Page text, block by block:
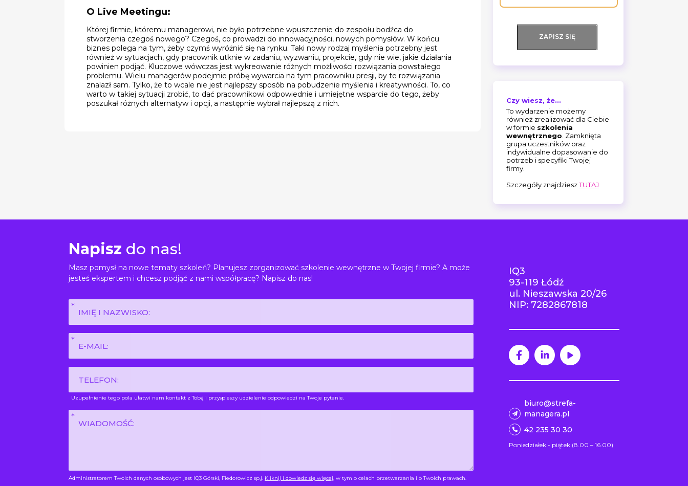
ZAPISZ SIĘ
Czy wiesz, że...
To wydarzenie możemy
również zrealizować dla Ciebie
w formie szkolenia
wewnętrznego . Zamknięta
grupa uczestników oraz
indywidualne dopasowanie do
potrzeb i specyfiki Twojej
firmy.
Szczegóły znajdzieszTUTAJ
O Live Meetingu:
Której firmie, któremu managerowi, nie było potrzebne wpuszczenie do zespołu bodźca do
stworzenia czegoś nowego? Czegoś, co prowadzi do innowacyjności, nowych pomysłów. W końcu
biznes polega na tym, żeby czymś wyróżnić się na rynku. Taki nowy rodzaj myślenia potrzebny jest
również w sytuacjach, gdy pracownik utknie w zadaniu, wyzwaniu, projekcie, gdy nie wie, jakie działania
powinien podjąć. Kluczowe wówczas jest wykreowanie różnych możliwości rozwiązania powstałego
problemu. Wielu managerów podejmie próbę wywarcia na tym pracowniku presji, by te rozwiązania
znalazł sam. Tylko, że to wcale nie jest najlepszy sposób na pobudzenie myślenia i kreatywności. To, co
warto w takiej sytuacji zrobić, to dać pracownikowi odpowiednie i umiejętne wsparcie do tego, żeby
poszukał różnych alternatyw i opcji, a następnie wybrał najlepszą z nich.
Napisz do nas!
Masz pomysł na nowe tematy szkoleń? Planujesz zorganizować szkolenie wewnętrzne w Twojej firmie? A może
jesteś ekspertem i chcesz podjąć z nami współpracę? Napisz do nas!
Imię
*E-
mail
Uzupełnienie tego pola ułatwi nam kontakt z Tobą i przyspieszy udzielenie odpowiedzi na Twoje pytanie.
Wiadomość
Administratorem Twoich danych osobowych jest IQ3 Górski, Fiedorowicz sp.j. Kliknij i dowiedz się więcej, w tym o celach przetwarzania i o Twoich prawach.
IQ3
93-119 Łódź
ul. Nieszawska 20/26
NIP: 7282867818
biuro@strefa-
managera.pl
42 235 30 30
Poniedziałek - piątek (8.00 – 16.00)